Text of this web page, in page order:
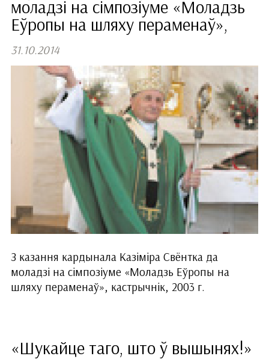
моладзі на сімпозіуме «Моладзь
Еўропы на шляху пераменаў»,
31.10.2014
З казання кардынала Казіміра Свёнтка да
моладзі на сімпозіуме «Моладзь Еўропы на
шляху пераменаў», кастрычнік, 2003 г.
«Шукайце таго, што ў вышынях!»